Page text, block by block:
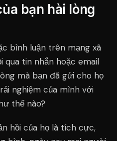
bạn hài lòng
bình luận trên mạng xã
qua tin nhắn hoặc email
mà bạn đã gửi cho họ
nghiệm của mình với
thế nào?
hồi của họ là tích cực,